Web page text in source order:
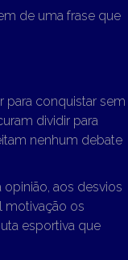
de uma frase que
para conquistar sem
dividir para
nenhum debate
aos desvios
motivação os
esportiva que